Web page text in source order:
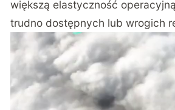
większą elastyczność
trudno dostępnych lub wrogich